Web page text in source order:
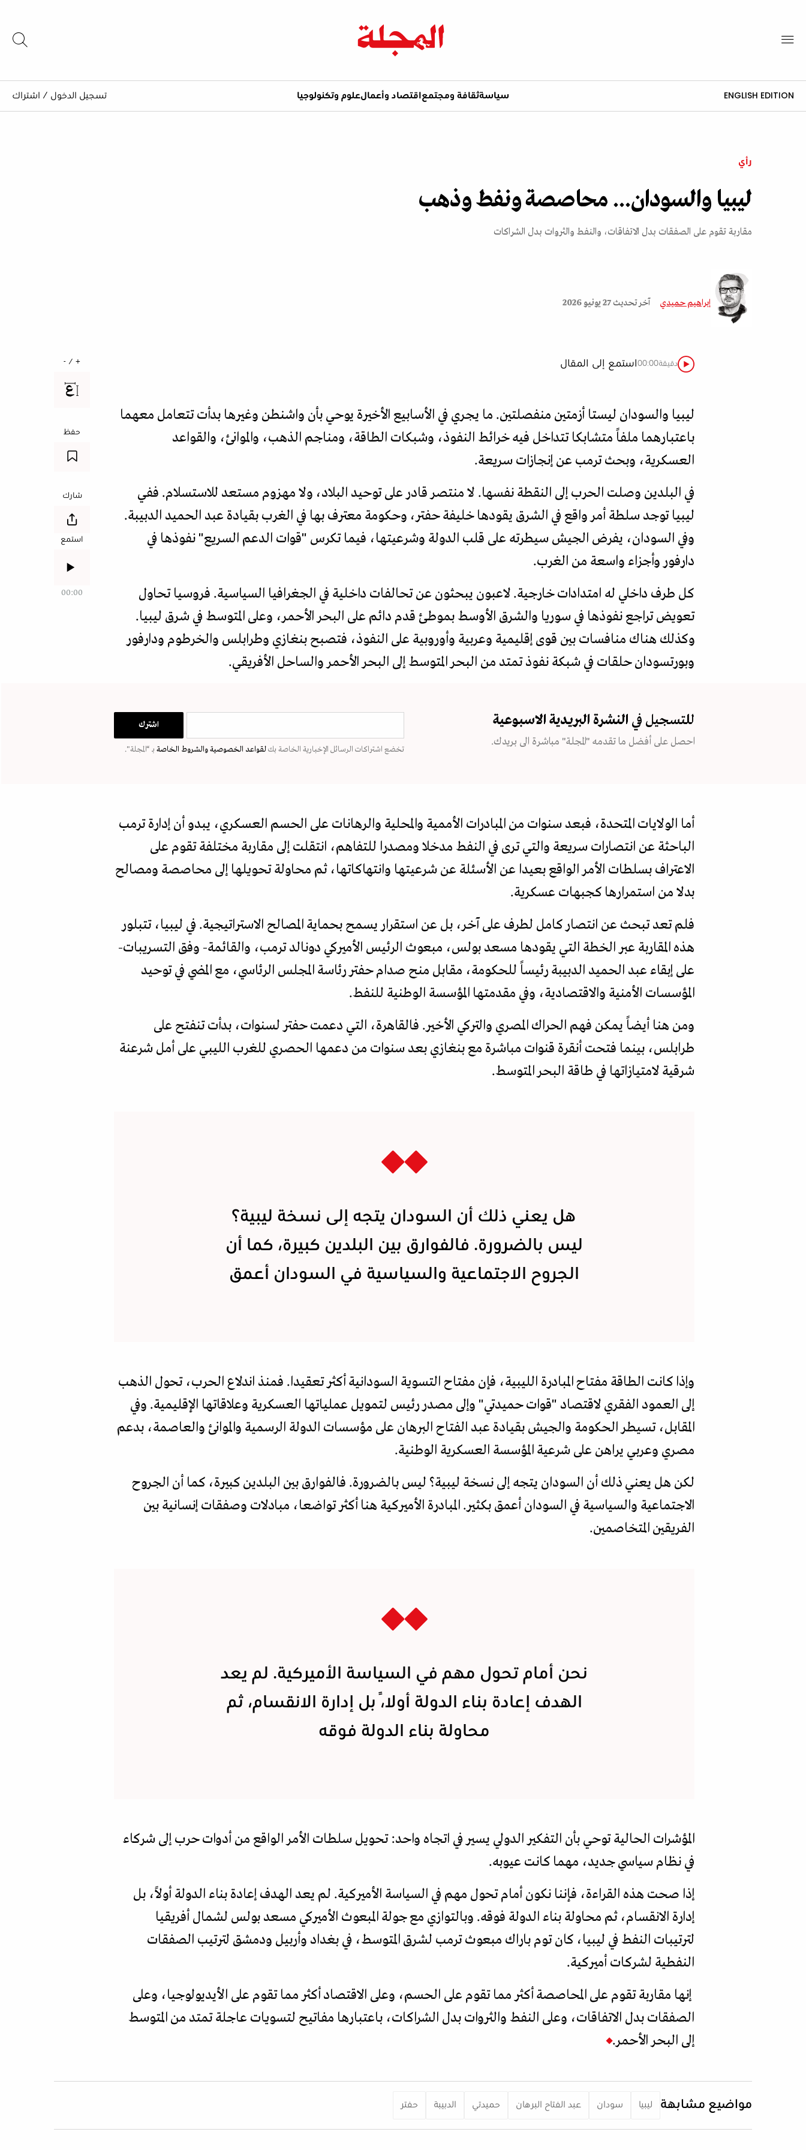
ENGLISH EDITION سياسةثقافة ومجتمع اقتصاد وأعمالعلوم وتكنولوجيا تسجيل الدخول / اشتراك
رأي
ليبيا والسودان... محاصصة ونفط وذهب
مقاربة تقوم على الصفقات بدل الاتفاقات، والنفط والثروات بدل الشراكات
إبراهيم حميدي آخر تحديث 27 يونيو 2026
استمع إلى المقال00:00دقيقة
ليبيا والسودان ليستا أزمتين منفصلتين. ما يجري في الأسابيع الأخيرة يوحي بأن واشنطن وغيرها بدأت تتعامل معهما
باعتبارهما ملفاً متشابكا تتداخل فيه خرائط النفوذ، وشبكات الطاقة، ومناجم الذهب، والموانئ، والقواعد
العسكرية، وبحث ترمب عن إنجازات سريعة.
في البلدين وصلت الحرب إلى النقطة نفسها. لا منتصر قادر على توحيد البلاد، ولا مهزوم مستعد للاستسلام. ففي
ليبيا توجد سلطة أمر واقع في الشرق يقودها خليفة حفتر، وحكومة معترف بها في الغرب بقيادة عبد الحميد الدبيبة.
وفي السودان، يفرض الجيش سيطرته على قلب الدولة وشرعيتها، فيما تكرس "قوات الدعم السريع" نفوذها في
دارفور وأجزاء واسعة من الغرب.
كل طرف داخلي له امتدادات خارجية. لاعبون يبحثون عن تحالفات داخلية في الجغرافيا السياسية. فروسيا تحاول
تعويض تراجع نفوذها في سوريا والشرق الأوسط بموطئ قدم دائم على البحر الأحمر، وعلى المتوسط في شرق ليبيا.
وكذلك هناك منافسات بين قوى إقليمية وعربية وأوروبية على النفوذ، فتصبح بنغازي وطرابلس والخرطوم ودارفور
وبورتسودان حلقات في شبكة نفوذ تمتد من البحر المتوسط إلى البحر الأحمر والساحل الأفريقي.
للتسجيل في النشرة البريدية الاسبوعية
احصل على أفضل ما تقدمه "المجلة" مباشرة الى بريدك.
تخضع اشتراكات الرسائل الإخبارية الخاصة بكلقواعد الخصوصيةوالشروط الخاصة بـ “المجلة".
أما الولايات المتحدة، فبعد سنوات من المبادرات الأممية والمحلية والرهانات على الحسم العسكري، يبدو أن إدارة ترمب
الباحثة عن انتصارات سريعة والتي ترى في النفط مدخلا ومصدرا للتفاهم، انتقلت إلى مقاربة مختلفة تقوم على
الاعتراف بسلطات الأمر الواقع بعيدا عن الأسئلة عن شرعيتها وانتهاكاتها، ثم محاولة تحويلها إلى محاصصة ومصالح
بدلا من استمرارها كجبهات عسكرية.
فلم تعد تبحث عن انتصار كامل لطرف على آخر، بل عن استقرار يسمح بحماية المصالح الاستراتيجية. في ليبيا، تتبلور
هذه المقاربة عبر الخطة التي يقودها مسعد بولس، مبعوث الرئيس الأميركي دونالد ترمب، والقائمة- وفق التسريبات-
على إبقاء عبد الحميد الدبيبة رئيساً للحكومة، مقابل منح صدام حفتر رئاسة المجلس الرئاسي، مع المضي في توحيد
المؤسسات الأمنية والاقتصادية، وفي مقدمتها المؤسسة الوطنية للنفط.
ومن هنا أيضاً يمكن فهم الحراك المصري والتركي الأخير. فالقاهرة، التي دعمت حفتر لسنوات، بدأت تنفتح على
طرابلس، بينما فتحت أنقرة قنوات مباشرة مع بنغازي بعد سنوات من دعمها الحصري للغرب الليبي على أمل شرعنة
شرقية لامتيازاتها في طاقة البحر المتوسط.
هل يعني ذلك أن السودان يتجه إلى نسخة ليبية؟
ليس بالضرورة. فالفوارق بين البلدين كبيرة، كما أن
الجروح الاجتماعية والسياسية في السودان أعمق
وإذا كانت الطاقة مفتاح المبادرة الليبية، فإن مفتاح التسوية السودانية أكثر تعقيدا. فمنذ اندلاع الحرب، تحول الذهب
إلى العمود الفقري لاقتصاد "قوات حميدتي" وإلى مصدر رئيس لتمويل عملياتها العسكرية وعلاقاتها الإقليمية. وفي
المقابل، تسيطر الحكومة والجيش بقيادة عبد الفتاح البرهان على مؤسسات الدولة الرسمية والموانئ والعاصمة، بدعم
مصري وعربي يراهن على شرعية المؤسسة العسكرية الوطنية.
لكن هل يعني ذلك أن السودان يتجه إلى نسخة ليبية؟ ليس بالضرورة. فالفوارق بين البلدين كبيرة، كما أن الجروح
الاجتماعية والسياسية في السودان أعمق بكثير. المبادرة الأميركية هنا أكثر تواضعا، مبادلات وصفقات إنسانية بين
الفريقين المتخاصمين.
نحن أمام تحول مهم في السياسة الأميركية. لم يعد
الهدف إعادة بناء الدولة أولاً، بل إدارة الانقسام، ثم
محاولة بناء الدولة فوقه
المؤشرات الحالية توحي بأن التفكير الدولي يسير في اتجاه واحد: تحويل سلطات الأمر الواقع من أدوات حرب إلى شركاء
في نظام سياسي جديد، مهما كانت عيوبه.
إذا صحت هذه القراءة، فإننا نكون أمام تحول مهم في السياسة الأميركية. لم يعد الهدف إعادة بناء الدولة أولاً، بل
إدارة الانقسام، ثم محاولة بناء الدولة فوقه. وبالتوازي مع جولة المبعوث الأميركي مسعد بولس لشمال أفريقيا
لترتيبات النفط في ليبيا، كان توم باراك مبعوث ترمب لشرق المتوسط، في بغداد وأربيل ودمشق لترتيب الصفقات
النفطية لشركات أميركية.
إنها مقاربة تقوم على المحاصصة أكثر مما تقوم على الحسم، وعلى الاقتصاد أكثر مما تقوم على الأيديولوجيا، وعلى
الصفقات بدل الاتفاقات، وعلى النفط والثروات بدل الشراكات، باعتبارها مفاتيح لتسويات عاجلة تمتد من المتوسط
إلى البحر الأحمر.
+ / -
حفظ
شارك
استمع
00:00
مواضيع مشابهة ليبيا سودان عبد الفتاح البرهان حميدتي الدبيبة حفتر